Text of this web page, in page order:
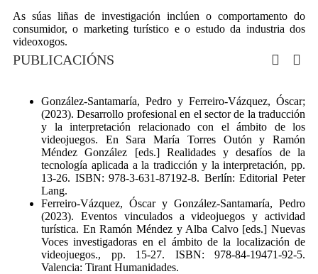
As súas liñas de investigación inclúen o comportamento do
consumidor, o marketing turístico e o estudo da industria dos
videoxogos.
PUBLICACIÓNS
González-Santamaría, Pedro y Ferreiro-Vázquez, Óscar;
(2023). Desarrollo profesional en el sector de la traducción
y la interpretación relacionado con el ámbito de los
videojuegos. En Sara María Torres Outón y Ramón
Méndez González [eds.] Realidades y desafíos de la
tecnología aplicada a la tradicción y la interpretación, pp.
13-26. ISBN: 978-3-631-87192-8. Berlín: Editorial Peter
Lang.
Ferreiro-Vázquez, Óscar y González-Santamaría, Pedro
(2023). Eventos vinculados a videojuegos y actividad
turística. En Ramón Méndez y Alba Calvo [eds.] Nuevas
Voces investigadoras en el ámbito de la localización de
videojuegos., pp. 15-27. ISBN: 978-84-19471-92-5.
Valencia: Tirant Humanidades.